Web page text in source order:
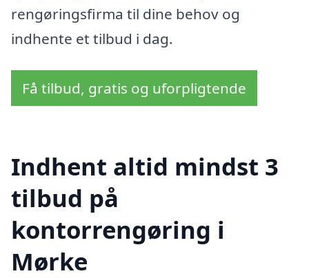
rengøringsfirma til dine behov og
indhente et tilbud i dag.
Få tilbud, gratis og uforpligtende
Indhent altid mindst 3
tilbud på
kontorrengøring i
Mørke